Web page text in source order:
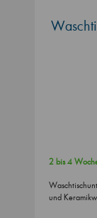
2 bis 4
und